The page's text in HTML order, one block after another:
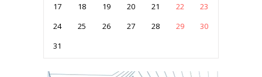
17
18 19 20 21 22
23
24
25 26 27 28 29
30
31